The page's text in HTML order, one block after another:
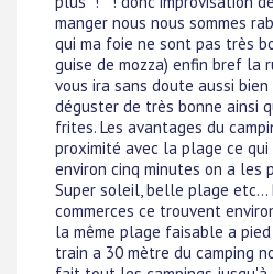
manger nous nous sommes
qui ma foie ne sont pas très
guise de mozza) enfin bref la
vous ira sans doute aussi
déguster de très bonne ainsi
frites. Les avantages du
proximité avec la plage ce qui
environ cinq minutes on a les
Super soleil, belle plage etc...
commerces ce trouvent
la même plage faisable a
train a 30 mètre du camping